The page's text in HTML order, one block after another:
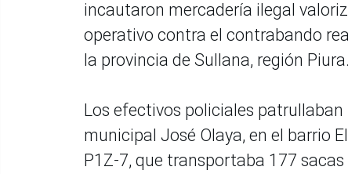
incautaron mercadería ilegal
operativo contra el contrabando
la provincia de Sullana, región Piura.
Los efectivos policiales
municipal José Olaya, en el barrio
P1Z-7, que transportaba 177